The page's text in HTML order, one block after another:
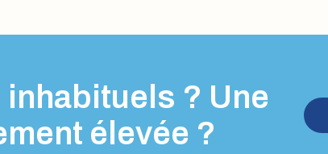
? Une
élevée ?